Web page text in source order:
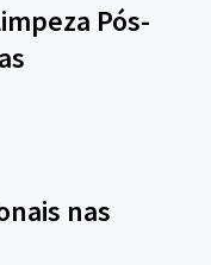
Pós-
nas